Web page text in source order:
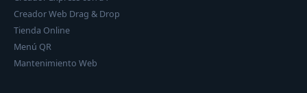
Creador Web Drag & Drop
Tienda Online
Menú QR
Mantenimiento Web